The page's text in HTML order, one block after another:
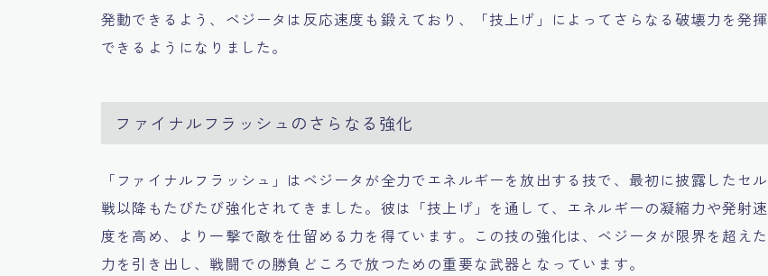
発動できるよう、ベジータは反応速度も鍛えており、「技上げ」によってさらなる破壊力を発揮
できるようになりました。
ファイナルフラッシュのさらなる強化
「ファイナルフラッシュ」はベジータが全力でエネルギーを放出する技で、最初に披露したセル
戦以降もたびたび強化されてきました。彼は「技上げ」を通して、エネルギーの凝縮力や発射速
度を高め、より一撃で敵を仕留める力を得ています。この技の強化は、ベジータが限界を超えた
力を引き出し、戦闘での勝負どころで放つための重要な武器となっています。